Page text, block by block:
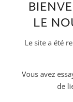
LE
Le site a été
Vous avez
de